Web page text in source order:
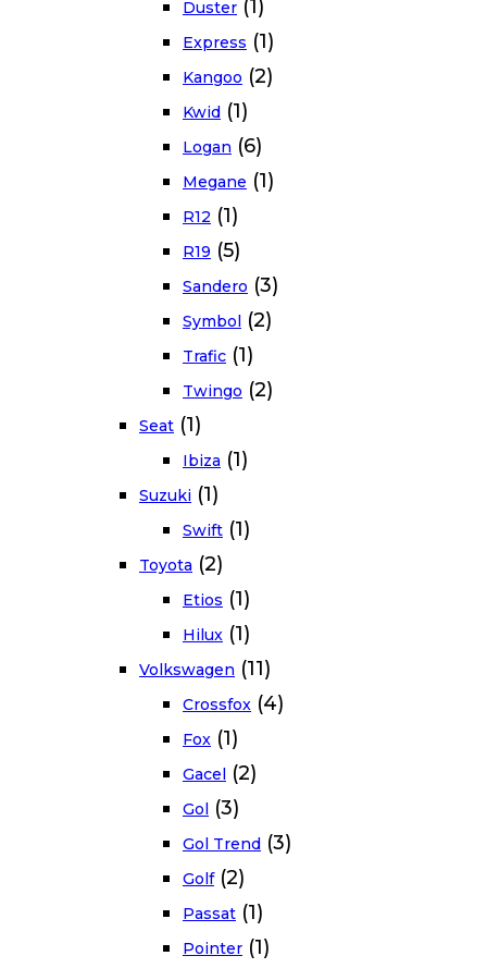
Duster (1)
Express (1)
Kangoo (2)
Kwid (1)
Logan (6)
Megane (1)
R12 (1)
R19 (5)
Sandero (3)
Symbol (2)
Trafic (1)
Twingo (2)
Seat (1)
Ibiza (1)
Suzuki (1)
Swift (1)
Toyota (2)
Etios (1)
Hilux (1)
Volkswagen (11)
Crossfox (4)
Fox (1)
Gacel (2)
Gol (3)
Gol Trend (3)
Golf (2)
Passat (1)
Pointer (1)